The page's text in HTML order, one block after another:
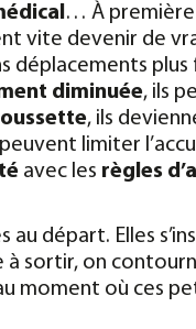
… À première
vite devenir de
déplacements
diminuée, ils
, ils
peuvent limiter
avec les règles
départ. Elles
sortir, on
moment où ces